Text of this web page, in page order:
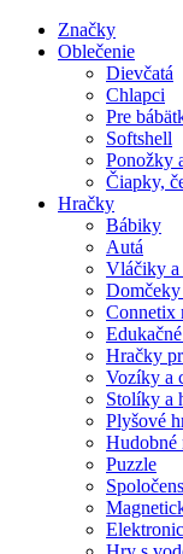
Značky
Oblečenie
Dievčatá
Chlapci
Pre
Softshell
Ponožky
Čiapky,
Hračky
Bábiky
Autá
Vláčiky a
Connetix
Hračky
Vozíky a
Stolíky a
Plyšové
Hudobné
Puzzle